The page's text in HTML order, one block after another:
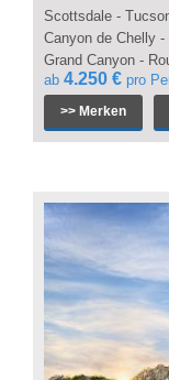
Scottsdale -
Canyon de Chelly
Grand Canyon -
ab 4.250 € pro
>> Merken